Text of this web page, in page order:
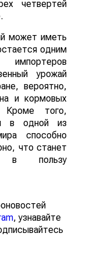
четвертей
может иметь
одним
урожай
вероятно,
и кормовых
Кроме того,
в одной из
способно
что станет
в пользу
, узнавайте